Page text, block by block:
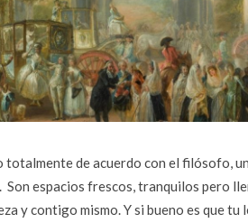
totalmente de acuerdo con el filósofo,
Son espacios frescos, tranquilos pero
y contigo mismo. Y si bueno es que